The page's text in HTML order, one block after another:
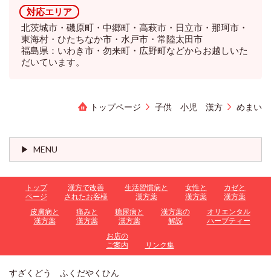
対応エリア
北茨城市・磯原町・中郷町・高萩市・日立市・那珂市・
東海村・ひたちなか市・水戸市・常陸太田市
福島県：いわき市・勿来町・広野町などからお越しいた
だいています。
トップページ 子供 小児 漢方 めまい
MENU
トップ
ページ
漢方で改善
されたお客様
生活習慣病と
漢方薬
女性と
漢方薬
カゼと
漢方薬
皮膚病と
漢方薬
痛みと
漢方薬
糖尿病と
漢方薬
漢方薬の
解説
オリエンタル
ハーブティー
お店の
ご案内
リンク集
すざくどう ふくだやくひん